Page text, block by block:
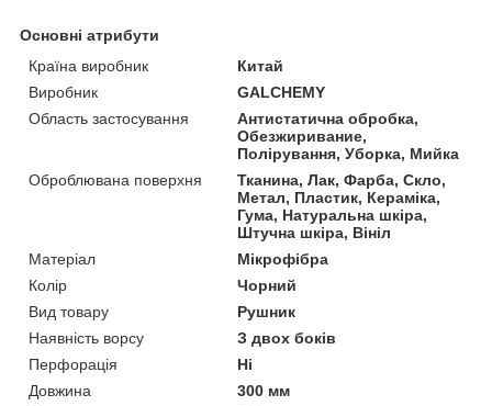
Основні атрибути
Країна виробник
Китай
Виробник
GALCHEMY
Область застосування
Антистатична обробка,
Обезжиривание,
Полірування, Уборка, Мийка
Оброблювана поверхня
Тканина, Лак, Фарба, Скло,
Метал, Пластик, Кераміка,
Гума, Натуральна шкіра,
Штучна шкіра, Вініл
Матеріал
Мікрофібра
Колір
Чорний
Вид товару
Рушник
Наявність ворсу
З двох боків
Перфорація
Ні
Довжина
300 мм